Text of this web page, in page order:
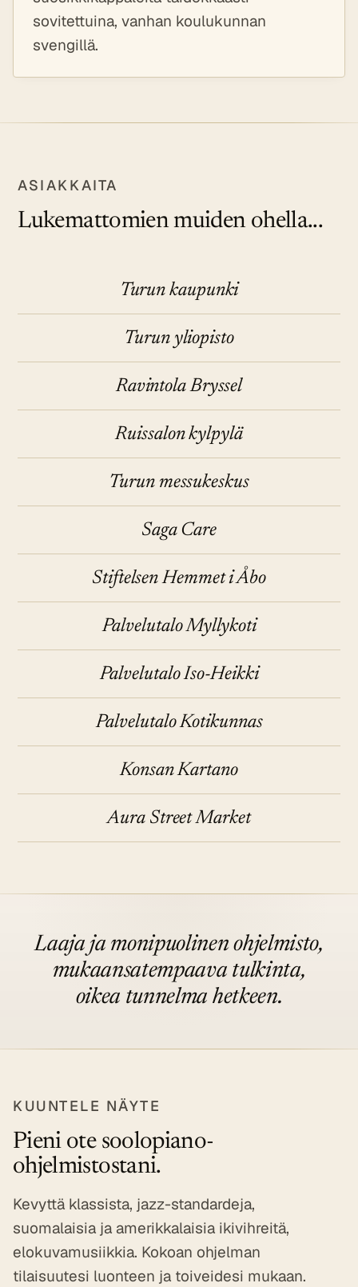
sovitettuina, vanhan koulukunnan
svengillä.
ASIAKKAITA
Lukemattomien muiden ohella...
Turun kaupunki
Turun yliopisto
Ravintola Bryssel
Ruissalon kylpylä
Turun messukeskus
Saga Care
Stiftelsen Hemmet i Åbo
Palvelutalo Myllykoti
Palvelutalo Iso-Heikki
Palvelutalo Kotikunnas
Konsan Kartano
Aura Street Market
Laaja ja monipuolinen ohjelmisto,
mukaansatempaava tulkinta,
oikea tunnelma hetkeen.
KUUNTELE NÄYTE
Pieni ote soolopiano-
ohjelmistostani.
Kevyttä klassista, jazz-standardeja,
suomalaisia ja amerikkalaisia ikivihreitä,
elokuvamusiikkia. Kokoan ohjelman
tilaisuutesi luonteen ja toiveidesi mukaan.